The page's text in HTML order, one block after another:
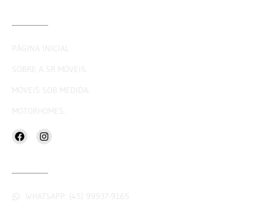
PÁGINA INICIAL
SOBRE A SR MÓVEIS.
MÓVEIS SOB MEDIDA.
MOTORHOMES.
WHATSAPP: (45) 99937-9165